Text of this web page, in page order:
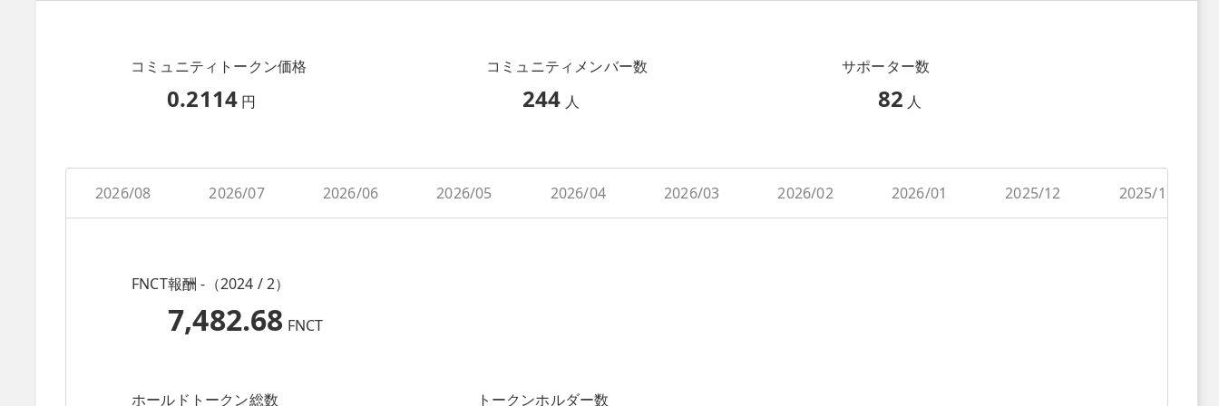
コミュニティトークン価格
0.2114 円
コミュニティメンバー数
244 人
サポーター数
82 人
2026/08 2026/07 2026/06 2026/05 2026/04 2026/03 2026/02 2026/01 2025/12 2025/11
FNCT報酬 -（2024 / 2）
7,482.68 FNCT
ホールドトークン総数 トークンホルダー数